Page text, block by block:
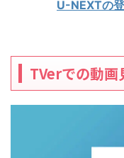
U-NEXTの
TVerでの動画